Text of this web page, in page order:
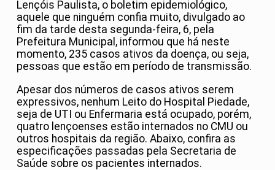
Lençóis Paulista, o boletim epidemiológico,
aquele que ninguém confia muito, divulgado ao
fim da tarde desta segunda-feira, 6, pela
Prefeitura Municipal, informou que há neste
momento, 235 casos ativos da doença, ou seja,
pessoas que estão em período de transmissão.
Apesar dos números de casos ativos serem
expressivos, nenhum Leito do Hospital Piedade,
seja de UTI ou Enfermaria está ocupado, porém,
quatro lençoenses estão internados no CMU ou
outros hospitais da região. Abaixo, confira as
especificações passadas pela Secretaria de
Saúde sobre os pacientes internados.